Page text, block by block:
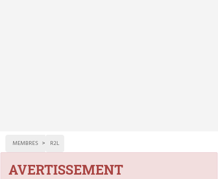
MEMBRES R2L
AVERTISSEMENT